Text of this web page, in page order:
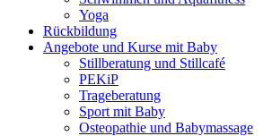
Yoga
Rückbildung
Angebote und Kurse mit Baby
Stillberatung und Stillcafé
PEKiP
Trageberatung
Sport mit Baby
Osteopathie und Babymassage